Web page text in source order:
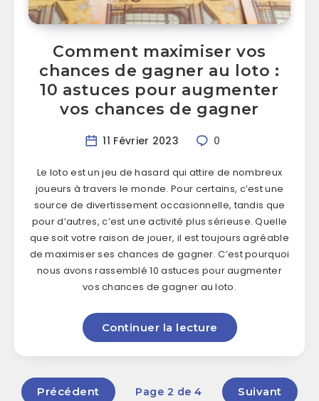
Comment maximiser vos
chances de gagner au loto :
10 astuces pour augmenter
vos chances de gagner
11 Février 2023 0
Le loto est un jeu de hasard qui attire de nombreux
joueurs à travers le monde. Pour certains, c’est une
source de divertissement occasionnelle, tandis que
pour d’autres, c’est une activité plus sérieuse. Quelle
que soit votre raison de jouer, il est toujours agréable
de maximiser ses chances de gagner. C’est pourquoi
nous avons rassemblé 10 astuces pour augmenter
vos chances de gagner au loto.
Continuer la lecture
Précédent Page 2 de 4 Suivant